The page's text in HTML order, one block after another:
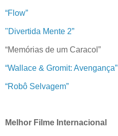
“Flow”
"Divertida Mente 2”
“Memórias de um Caracol”
“Wallace & Gromit: Avengança”
“Robô Selvagem”
Melhor Filme Internacional